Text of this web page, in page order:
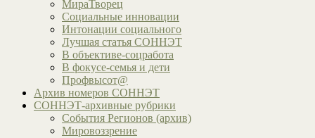
МираТворец
Социальные инновации
Интонации социального
Лучшая статья СОННЭТ
В объективе-соцработа
В фокусе-семья и дети
Профвысот@
Архив номеров СОННЭТ
СОННЭТ-архивные рубрики
События Регионов (архив)
Мировоззрение